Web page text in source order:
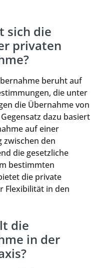
sich die
privaten
beruht auf
die unter
die Übernahme von
dazu basiert
auf einer
zwischen den
die gesetzliche
bestimmten
die private
Flexibilität in den
die
in der